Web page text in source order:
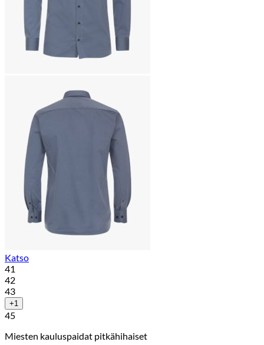
Katso
41
42
43
+1
45
Miesten kauluspaidat pitkähihaiset